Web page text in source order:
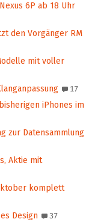
6P ab 18 Uhr
den Vorgänger RM
mit voller
17
iPhones im
zur Datensammlung
Aktie mit
komplett
Design 37